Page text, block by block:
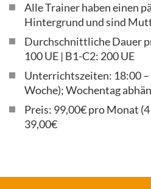
Alle Trainer haben einen
Hintergrund und sind
Durchschnittliche Dauer
100 UE | B1-C2: 200 UE
Unterrichtszeiten: 18:00 –
Woche); Wochentag
Preis: 99,00€ pro Monat
39,00€